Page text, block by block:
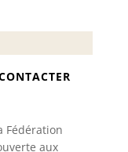
Fédération
aux